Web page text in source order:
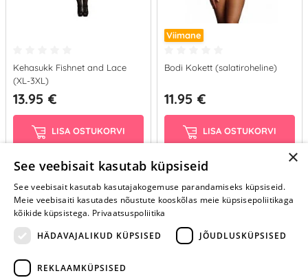
Kehasukk Fishnet and Lace
(XL-3XL)
13.95 €
LISA OSTUKORVI
Viimane
Bodi Kokett (salatiroheline)
11.95 €
LISA OSTUKORVI
Näita rohkem
›
×
See veebisait kasutab küpsiseid
See veebisait kasutab kasutajakogemuse parandamiseks küpsiseid.
Meie veebisaiti kasutades nõustute kooskõlas meie küpsisepoliitikaga
kõikide küpsistega. Privaatsuspoliitika
HÄDAVAJALIKUD KÜPSISED
JÕUDLUSKÜPSISED
REKLAAMKÜPSISED